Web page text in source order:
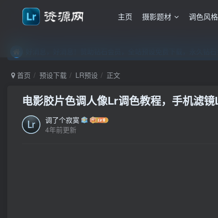
主页 摄影题材 调色风格
好消息，好消息！赞助钻石会员，全站预设免费下载，永久
首页 预设下载 LR预设 正文
电影胶片色调人像Lr调色教程，手机滤
调了个寂寞
4年前更新